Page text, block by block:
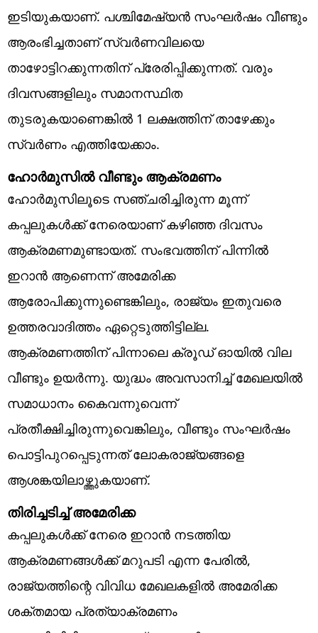
ഇടിയുകയാണ്. പശ്ചിമേഷ്യന്‍ സംഘര്‍ഷം വീണ്ടും
ആരംഭിച്ചതാണ് സ്വര്‍ണവിലയെ
താഴോട്ടിറക്കുന്നതിന് പ്രേരിപ്പിക്കുന്നത്. വരും
ദിവസങ്ങളിലും സമാനസ്ഥിത
തുടരുകയാണെങ്കില്‍ 1 ലക്ഷത്തിന് താഴേക്കും
സ്വര്‍ണം എത്തിയേക്കാം.
ഹോര്‍മുസില്‍ വീണ്ടും ആക്രമണം
ഹോര്‍മുസിലൂടെ സഞ്ചരിച്ചിരുന്ന മൂന്ന്
കപ്പലുകള്‍ക്ക് നേരെയാണ് കഴിഞ്ഞ ദിവസം
ആക്രമണമുണ്ടായത്. സംഭവത്തിന് പിന്നില്‍
ഇറാന്‍ ആണെന്ന് അമേരിക്ക
ആരോപിക്കുന്നുണ്ടെങ്കിലും, രാജ്യം ഇതുവരെ
ഉത്തരവാദിത്തം ഏറ്റെടുത്തിട്ടില്ല.
ആക്രമണത്തിന് പിന്നാലെ ക്രൂഡ് ഓയില്‍ വില
വീണ്ടും ഉയര്‍ന്നു. യുദ്ധം അവസാനിച്ച് മേഖലയില്‍
സമാധാനം കൈവന്നുവെന്ന്
പ്രതീക്ഷിച്ചിരുന്നുവെങ്കിലും, വീണ്ടും സംഘര്‍ഷം
പൊട്ടിപുറപ്പെടുന്നത് ലോകരാജ്യങ്ങളെ
ആശങ്കയിലാഴ്ത്തുകയാണ്.
തിരിച്ചടിച്ച് അമേരിക്ക
കപ്പലുകള്‍ക്ക് നേരെ ഇറാന്‍ നടത്തിയ
ആക്രമണങ്ങള്‍ക്ക് മറുപടി എന്ന പേരില്‍,
രാജ്യത്തിന്റെ വിവിധ മേഖലകളില്‍ അമേരിക്ക
ശക്തമായ പ്രത്യാക്രമണം